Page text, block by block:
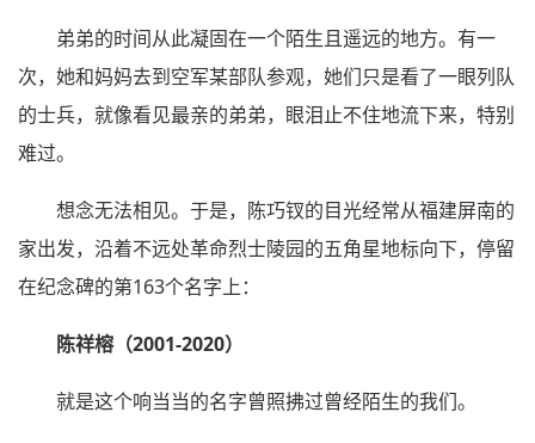
弟弟的时间从此凝固在一个陌生且遥远的地方。有一
次，她和妈妈去到空军某部队参观，她们只是看了一眼列队
的士兵，就像看见最亲的弟弟，眼泪止不住地流下来，特别
难过。
想念无法相见。于是，陈巧钗的目光经常从福建屏南的
家出发，沿着不远处革命烈士陵园的五角星地标向下，停留
在纪念碑的第163个名字上：
陈祥榕（2001-2020）
就是这个响当当的名字曾照拂过曾经陌生的我们。